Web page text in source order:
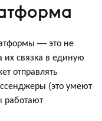
— это не
их связка в единую
отправлять
(это умеют
работают